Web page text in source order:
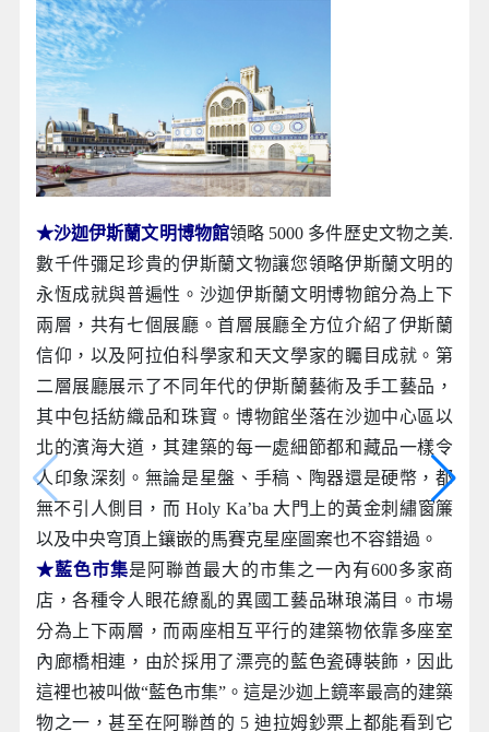
★沙迦伊斯蘭文明博物館領略 5000 多件歷史文物之美.
數千件彌足珍貴的伊斯蘭文物讓您領略伊斯蘭文明的
永恆成就與普遍性。沙迦伊斯蘭文明博物館分為上下
兩層，共有七個展廳。首層展廳全方位介紹了伊斯蘭
信仰，以及阿拉伯科學家和天文學家的矚目成就。第
二層展廳展示了不同年代的伊斯蘭藝術及手工藝品，
其中包括紡織品和珠寶。博物館坐落在沙迦中心區以
北的濱海大道，其建築的每一處細節都和藏品一樣令
人印象深刻。無論是星盤、手稿、陶器還是硬幣，都
無不引人側目，而 Holy Ka’ba 大門上的黃金刺繡窗簾
以及中央穹頂上鑲嵌的馬賽克星座圖案也不容錯過。
★藍色市集是阿聯酋最大的市集之一內有600多家商
店，各種令人眼花繚亂的異國工藝品琳琅滿目。市場
分為上下兩層，而兩座相互平行的建築物依靠多座室
內廊橋相連，由於採用了漂亮的藍色瓷磚裝飾，因此
這裡也被叫做“藍色市集”。這是沙迦上鏡率最高的建築
物之一，甚至在阿聯酋的 5 迪拉姆鈔票上都能看到它